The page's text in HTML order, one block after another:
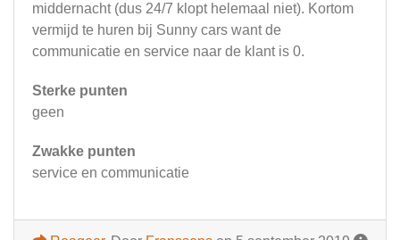
middernacht (dus 24/7 klopt helemaal niet). Kortom
vermijd te huren bij Sunny cars want de
communicatie en service naar de klant is 0.
Sterke punten
geen
Zwakke punten
service en communicatie